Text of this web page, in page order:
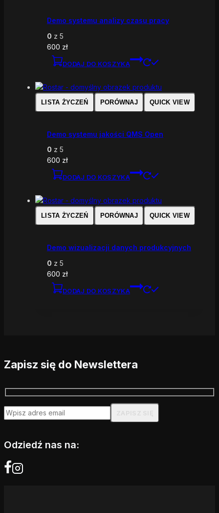
Demo systemu analizy czasu pracy
0 z 5
600 zł
DODAJ DO KOSZYKA
LISTA ŻYCZEŃ PORÓWNAJ QUICK VIEW
Demo systemu jakości QMS Open
0 z 5
600 zł
DODAJ DO KOSZYKA
LISTA ŻYCZEŃ PORÓWNAJ QUICK VIEW
Demo wizualizacji danych produkcyjnych
0 z 5
600 zł
DODAJ DO KOSZYKA
Zapisz się do Newslettera
Odziedź nas na: